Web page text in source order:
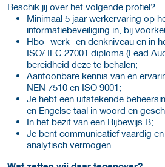
Beschik jij over het volgende profiel?
Minimaal 5 jaar werkervaring op
informatiebeveiliging in, bij
Hbo- werk- en denkniveau en in
ISO/ IEC 27001 diploma (Lead
bereidheid deze te behalen;
Aantoonbare kennis van en
NEN 7510 en ISO 9001;
Je hebt een uitstekende
en Engelse taal in woord en
In het bezit van een Rijbewijs B;
Je bent communicatief vaardig
analytisch vermogen.